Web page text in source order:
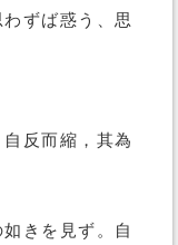
ずば惑う、思
反而縮，其為
きを見ず。自